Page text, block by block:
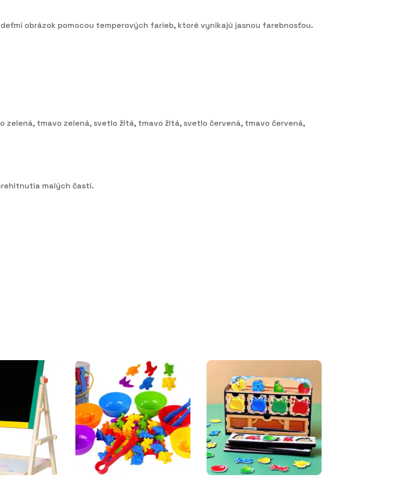
obrázok pomocou temperových farieb, ktoré vynikajú jasnou farebnosťou.
zelená, tmavo zelená, svetlo žltá, tmavo žltá, svetlo červená, tmavo červená,
malých častí.